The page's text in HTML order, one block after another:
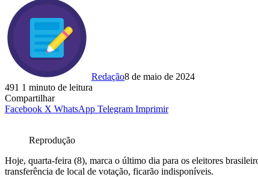
Redação8 de maio de 2024
491 1 minuto de leitura
Compartilhar
Facebook X WhatsApp Telegram Imprimir
Reprodução
Hoje, quarta-feira (8), marca o último dia para os eleitores
transferência de local de votação, ficarão indisponíveis.